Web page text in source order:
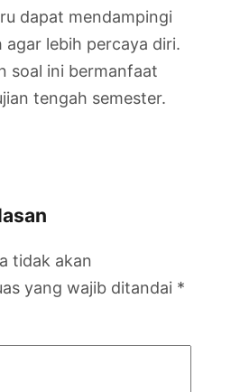
dapat mendampingi
agar lebih percaya diri.
soal ini bermanfaat
tengah semester.
tidak akan
yang wajib ditandai *